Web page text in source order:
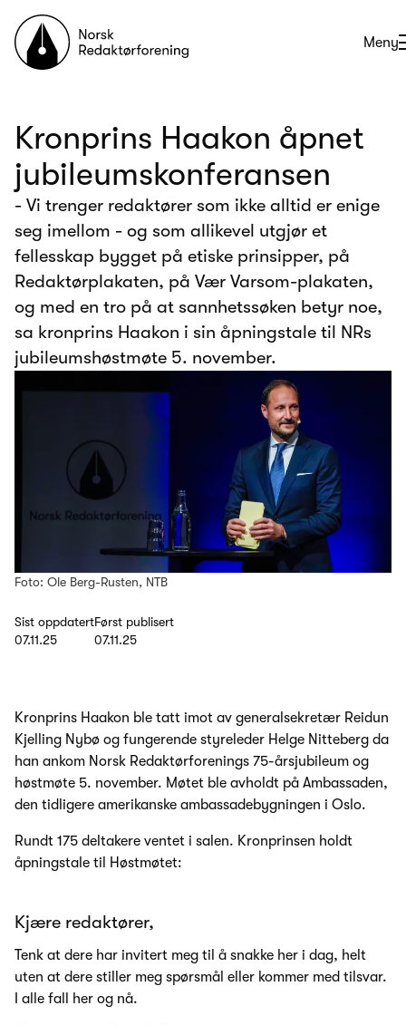
Til forsiden
Åpne
Meny
Kronprins Haakon åpnet
jubileumskonferansen
- Vi trenger redaktører som ikke alltid er enige
seg imellom - og som allikevel utgjør et
fellesskap bygget på etiske prinsipper, på
Redaktørplakaten, på Vær Varsom-plakaten,
og med en tro på at sannhetssøken betyr noe,
sa kronprins Haakon i sin åpningstale til NRs
jubileumshøstmøte 5. november.
Foto: Ole Berg-Rusten, NTB
Sist oppdatert
07.11.25
Først publisert
07.11.25
Kronprins Haakon ble tatt imot av generalsekretær Reidun
Kjelling Nybø og fungerende styreleder Helge Nitteberg da
han ankom Norsk Redaktørforenings 75-årsjubileum og
høstmøte 5. november. Møtet ble avholdt på Ambassaden,
den tidligere amerikanske ambassadebygningen i Oslo.
Rundt 175 deltakere ventet i salen. Kronprinsen holdt
åpningstale til Høstmøtet:
Kjære redaktører,
Tenk at dere har invitert meg til å snakke her i dag, helt
uten at dere stiller meg spørsmål eller kommer med tilsvar.
I alle fall her og nå.